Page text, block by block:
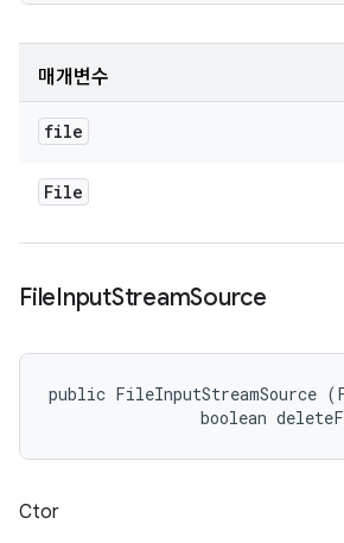
매개변수
file
File
FileInputStreamSource
public
boolean
Ctor